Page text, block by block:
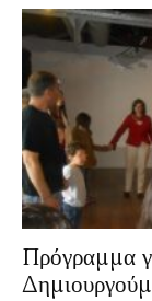
Πρόγραμμα